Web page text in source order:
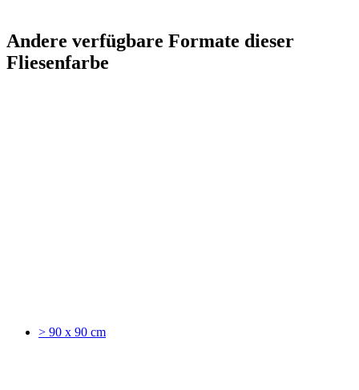
Andere verfügbare Formate dieser
Fliesenfarbe
> 90 x 90 cm